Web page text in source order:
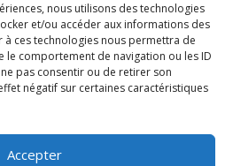
nous utilisons des technologies
et/ou accéder aux informations des
à ces technologies nous permettra de
le comportement de navigation ou les ID
pas consentir ou de retirer son
négatif sur certaines caractéristiques
Accepter